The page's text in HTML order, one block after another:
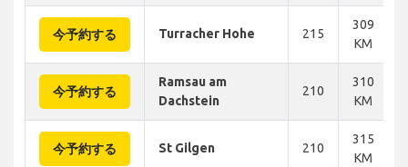
今予約する Turracher Hohe 215
309
KM
今予約する
Ramsau am
Dachstein
210
310
KM
今予約する St Gilgen 210
315
KM